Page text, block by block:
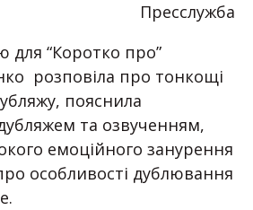
Пресслужба
для “Коротко про”
розповіла про тонкощі
пояснила
та озвученням,
емоційного занурення
особливості дублювання